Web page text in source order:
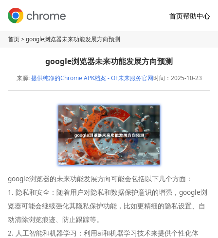
首页帮助中心
首页> google浏览器未来功能发展方向预测
google浏览器未来功能发展方向预测
来源:提供纯净的Chrome APK档案 - OF未来服务官网时间：2025-10-23
google浏览器的未来功能发展方向可能会包括以下几个方面：
1. 隐私和安全：随着用户对隐私和数据保护意识的增强，google浏
览器可能会继续强化其隐私保护功能，比如更精细的隐私设置、自
动清除浏览痕迹、防止跟踪等。
2. 人工智能和机器学习：利用ai和机器学习技术来提供个性化体